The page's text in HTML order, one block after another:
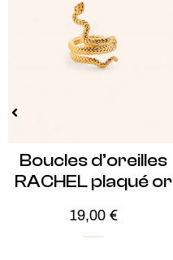
Boucles d’oreilles
RACHEL plaqué or
19,00 €